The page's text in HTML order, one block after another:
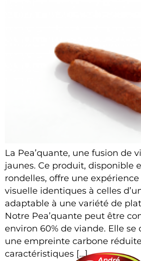
La Pea’quante, une fusion de
jaunes. Ce produit, disponible
rondelles, offre une
visuelle identiques à celles
adaptable à une variété de
Notre Pea’quante peut être
environ 60% de viande. Elle
une empreinte carbone
caractéristiques […]